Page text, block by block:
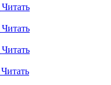
Читать
Читать
Читать
Читать